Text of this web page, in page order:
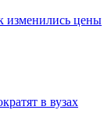
изменились цены
в вузах